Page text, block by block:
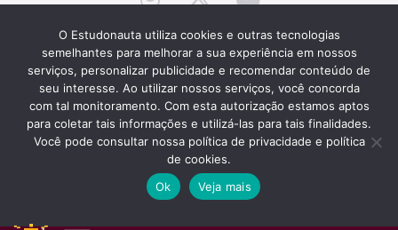
Todos os direitos reservados desde 2000.
PATROCÍNIO E HOSPEDAGEM
O Estudonauta utiliza cookies e outras tecnologias
semelhantes para melhorar a sua experiência em nossos
serviços, personalizar publicidade e recomendar conteúdo de
seu interesse. Ao utilizar nossos serviços, você concorda
com tal monitoramento. Com esta autorização estamos aptos
para coletar tais informações e utilizá-las para tais finalidades.
Você pode consultar nossa política de privacidade e política
de cookies.
Ok
Veja mais